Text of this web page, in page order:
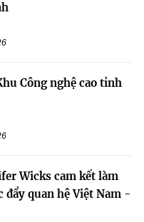
Công nghệ cao tỉnh
Wicks cam kết làm
đẩy quan hệ Việt Nam -